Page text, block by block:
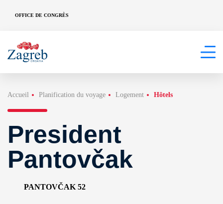
OFFICE DE CONGRÈS
Accueil Planification du voyage Logement Hôtels
President
Pantovčak
PANTOVČAK 52